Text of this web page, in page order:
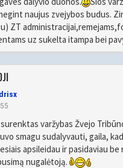
naujus zvejybos budus.
ZT
uz sukelta itampa bei
varžybas Žvejo
smagu sudalyvauti, gaila, kad
apsileidau ir pasidaviau be
nugalėtoją.